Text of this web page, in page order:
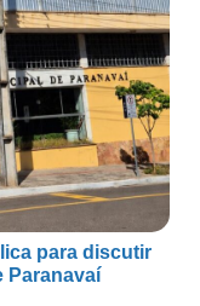
para discutir
Paranavaí